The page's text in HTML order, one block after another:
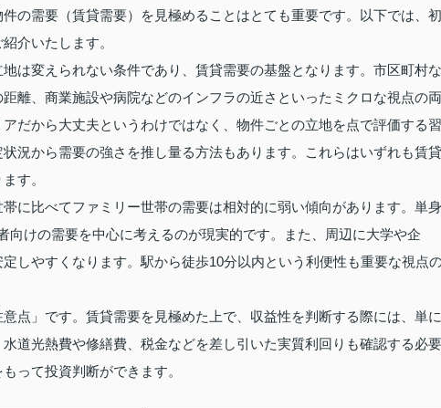
の需要（賃貸需要）を見極めることはとても重要です。以下では、初
介いたします。
は変えられない条件であり、賃貸需要の基盤となります。市区町村な
離、商業施設や病院などのインフラの近さといったミクロな視点の両
だから大丈夫というわけではなく、物件ごとの立地を点で評価する習
況から需要の強さを推し量る方法もあります。これらはいずれも賃貸
す。
に比べてファミリー世帯の需要は相対的に弱い傾向があります。単身
向けの需要を中心に考えるのが現実的です。また、周辺に大学や企
しやすくなります。駅から徒歩10分以内という利便性も重要な視点
点」です。賃貸需要を見極めた上で、収益性を判断する際には、単に
道光熱費や修繕費、税金などを差し引いた実質利回りも確認する必要
って投資判断ができます。